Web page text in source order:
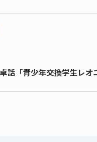
「青少年交換学生レオ